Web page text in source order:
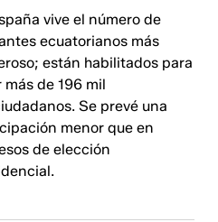
vive el número de
ecuatorianos más
están habilitados para
más de 196 mil
Se prevé una
menor que en
de elección